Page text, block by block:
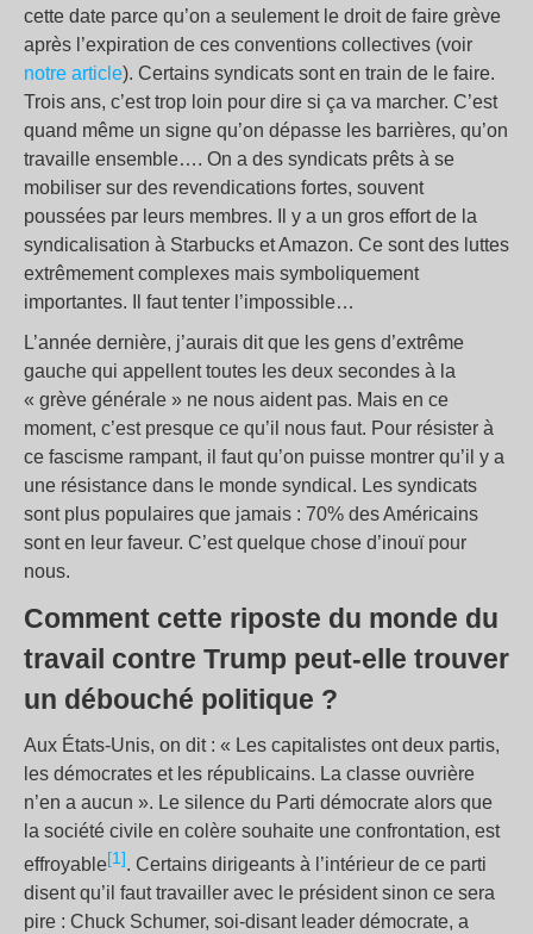
cette date parce qu’on a seulement le droit de faire grève
après l’expiration de ces conventions collectives (voir
notre article). Certains syndicats sont en train de le faire.
Trois ans, c’est trop loin pour dire si ça va marcher. C’est
quand même un signe qu’on dépasse les barrières, qu’on
travaille ensemble…. On a des syndicats prêts à se
mobiliser sur des revendications fortes, souvent
poussées par leurs membres. Il y a un gros effort de la
syndicalisation à Starbucks et Amazon. Ce sont des luttes
extrêmement complexes mais symboliquement
importantes. Il faut tenter l’impossible…
L’année dernière, j’aurais dit que les gens d’extrême
gauche qui appellent toutes les deux secondes à la
« grève générale » ne nous aident pas. Mais en ce
moment, c’est presque ce qu’il nous faut. Pour résister à
ce fascisme rampant, il faut qu’on puisse montrer qu’il y a
une résistance dans le monde syndical. Les syndicats
sont plus populaires que jamais : 70% des Américains
sont en leur faveur. C’est quelque chose d’inouï pour
nous.
Comment cette riposte du monde du
travail contre Trump peut-elle trouver
un débouché politique ?
Aux États-Unis, on dit : « Les capitalistes ont deux partis,
les démocrates et les républicains. La classe ouvrière
n’en a aucun ». Le silence du Parti démocrate alors que
la société civile en colère souhaite une confrontation, est
effroyable[1]. Certains dirigeants à l’intérieur de ce parti
disent qu’il faut travailler avec le président sinon ce sera
pire : Chuck Schumer, soi-disant leader démocrate, a